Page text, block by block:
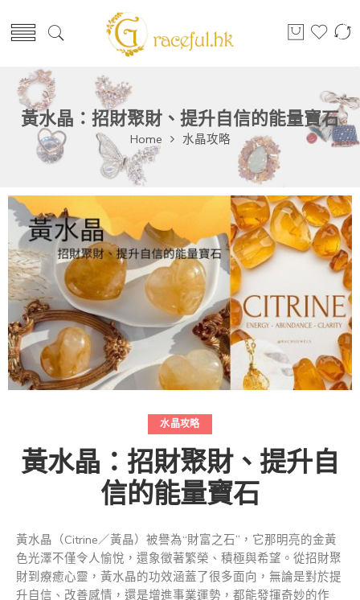
黃水晶：招財聚財、提升自信的能量寶石
Home 水晶攻略
水晶攻略
黃水晶：招財聚財、提升自
信的能量寶石
黃水晶（Citrine／黃晶）被譽為“財富之石”，它那明亮的金黃
色光澤不僅令人愉悅，還象徵著繁榮、積極與希望。從招財聚
財到療癒心靈，黃水晶的功效涵蓋了很多面向，無論是對於提
升自信、改善感情，還是增進事業運勢，都能發揮奇妙的作